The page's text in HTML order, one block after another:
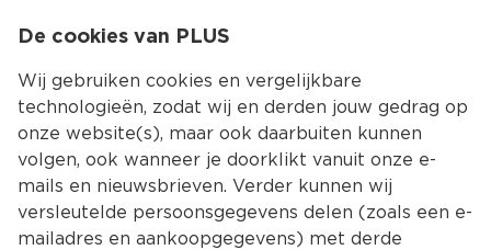
Kies jouw
De cookies van PLUS
Wij gebruiken cookies en vergelijkbare
technologieën, zodat wij en derden jouw gedrag op
onze website(s), maar ook daarbuiten kunnen
volgen, ook wanneer je doorklikt vanuit onze e-
mails en nieuwsbrieven. Verder kunnen wij
versleutelde persoonsgegevens delen (zoals een e-
mailadres en aankoopgegevens) met derde